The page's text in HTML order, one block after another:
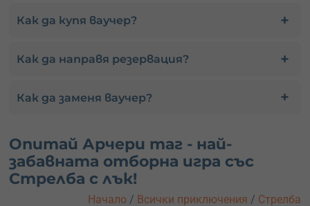
Как да купя ваучер?
Как да направя резервация?
Как да заменя ваучер?
Опитай Арчери таг - най-
забавната отборна игра със
Стрелба с лък!
Начало / Всички приключения / Стрелба